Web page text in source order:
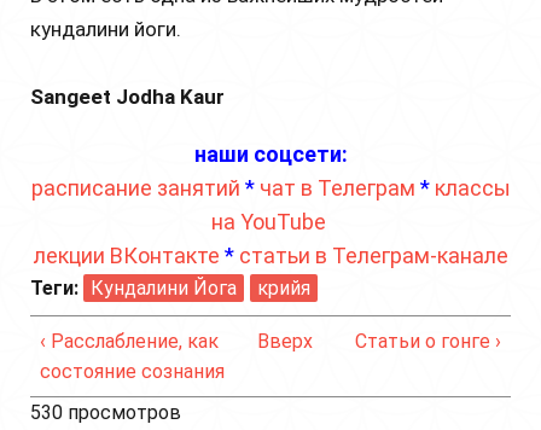
кундалини йоги.
Sangeet Jodha Kaur
наши соцсети:
расписание занятий * чат в Телеграм * классы
на YouTube
лекции ВКонтакте * статьи в Телеграм-канале
Теги: Кундалини Йога крийя
‹ Расслабление, как
состояние сознания
Вверх Статьи о гонге ›
530 просмотров